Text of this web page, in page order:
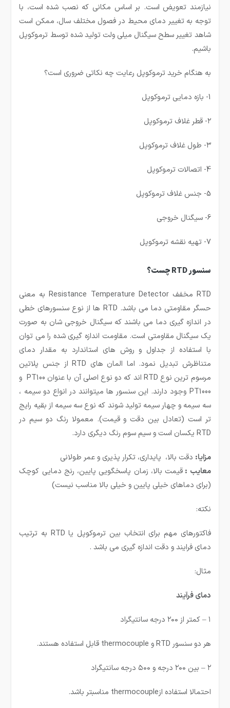
نیازمند تعویض است. بر اساس مکانی که نصب شده است، با
توجه به تغییر دمای محیط در فصول مختلف سال، ممکن است
شاهد تغییر سطح سیگنال میلی ولت تولید شده توسط ترموکوپل
باشیم.
به هنگام خرید ترموکوپل رعایت چه نکاتی ضروری است؟
1- بازه دمایی ترموکوپل
۲- قطر غلاف ترموکوپل
۳- طول غلاف ترموکوپل
4- اتصالات ترموکوپل
5- جنس غلاف ترموکوپل
6- سیگنال خروجی
7- تهیه نقشه ترموکوپل
سنسور RTD چست؟
RTD مخفف Resistance Temperature Detector به معنی
حسگر مقاومتی دما می باشد. RTD ها از نوع سنسورهای خطی
در اندازه گیری دما می باشند که سیگنال خروجی شان به صورت
یک سیگنال مقاومتی است. مقاومت اندازه گیری شده را می توان
با استفاده از جداول و روش های استاندارد به مقدار دمای
متناظرش تبدیل نمود. اما المان های RTD از جنس پلاتین
مرسوم ترین نوع RTD اند که دو نوع اصلی آن با عنوان PT100 و
PT1000 وجود دارند. این سنسور ها میتوانند در انواع دو سیمه ،
سه سیمه و چهار سیمه تولید شوند که نوع سه سیمه از بقیه رایج
تر است (تعادل بین دقت و قیمت). معمولا رنگ دو سیم در
RTD یکسان است و سیم سوم رنگ دیگری دارد.
مزایا: دقت بالا، پایداری، تکرار پذیری و عمر طولانی
معایب : قیمت بالا، زمان پاسخگویی پایین، رنج دمایی کوچک
(برای دماهای خیلی پایین و خیلی بالا مناسب نیست)
نکته:
فاکتورهای مهم برای انتخاب بین ترموکوپل یا RTD به ترتیب
دمای فرایند و دقت اندازه گیری می باشد .
مثال:
دمای فرآیند
۱ – کمتر از ۲۰۰ درجه سانتیگراد
هر دو سنسور RTD و thermocouple قابل استفاده هستند.
۲ – بین ۲۰۰ درجه و ۵۰۰ درجه سانتیگراد
احتمالا استفاده ازthermocouple مناسبتر باشد.